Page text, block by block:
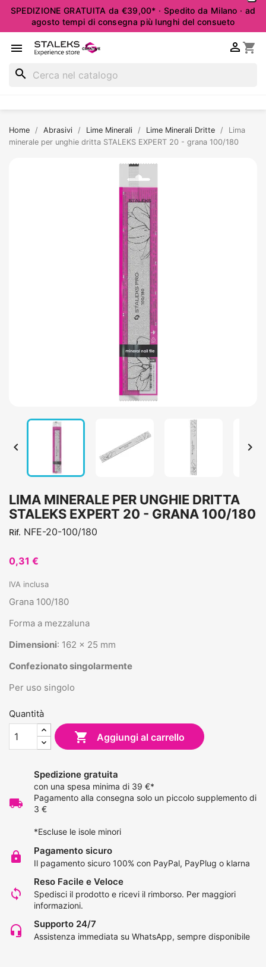
SPEDIZIONE GRATUITA da €39,00* · Spedito da Milano · ad
agosto tempi di consegna più lunghi del consueto
 shopping_cart

search
Home Abrasivi Lime Minerali Lime Minerali Dritte
Lima
minerale per unghie dritta STALEKS EXPERT 20 - grana 100/180
 
LIMA MINERALE PER UNGHIE DRITTA
STALEKS EXPERT 20 - GRANA 100/180
Rif. NFE-20-100/180
0,31 €
IVA inclusa
Grana 100/180
Forma a mezzaluna
Dimensioni: 162 x 25 mm
Confezionato singolarmente
Per uso singolo
Quantità
 Aggiungi al carrello
local_shipping
Spedizione gratuita
con una spesa minima di 39 €*
Pagamento alla consegna solo un piccolo supplemento di
3 €
*Escluse le isole minori
lock Pagamento sicuro
Il pagamento sicuro 100% con PayPal, PayPlug o klarna
loop
Reso Facile e Veloce
Spedisci il prodotto e ricevi il rimborso. Per maggiori
informazioni.
headset_mic Supporto 24/7
Assistenza immediata su WhatsApp, sempre disponibile